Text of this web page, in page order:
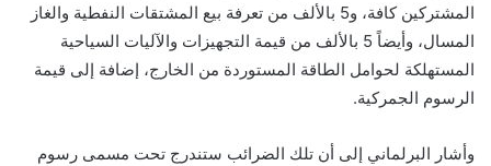
المشتركين كافة، و5 بالألف من تعرفة بيع المشتقات النفطية والغاز
المسال، وأيضاً 5 بالألف من قيمة التجهيزات والآليات السياحية
المستهلكة لحوامل الطاقة المستوردة من الخارج، إضافة إلى قيمة
الرسوم الجمركية.
وأشار البرلماني إلى أن تلك الضرائب ستندرج تحت مسمى رسوم